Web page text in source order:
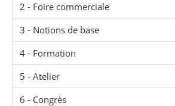
2 - Foire commerciale
3 - Notions de base
4 - Formation
5 - Atelier
6 - Congrès